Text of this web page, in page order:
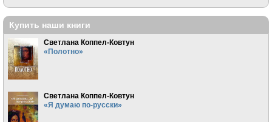
Купить наши книги
Светлана Коппел-Ковтун
«Полотно»
Светлана Коппел-Ковтун
«Я думаю по-русски»